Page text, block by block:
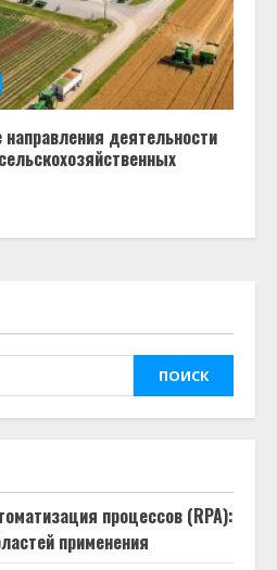
деятельности
ПОИСК
процессов (RPA):
применения